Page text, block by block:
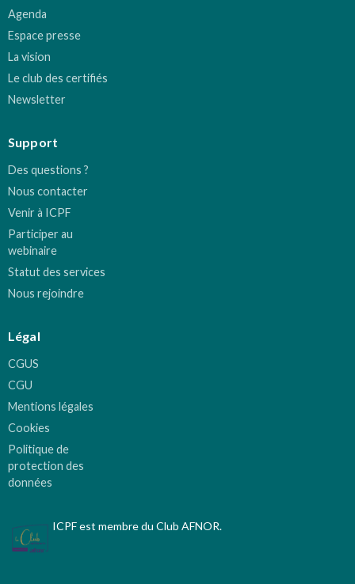
Agenda
Espace presse
La vision
Le club des certifiés
Newsletter
Support
Des questions ?
Nous contacter
Venir à ICPF
Participer au
webinaire
Statut des services
Nous rejoindre
Légal
CGUS
CGU
Mentions légales
Cookies
Politique de
protection des
données
ICPF est membre du Club AFNOR.